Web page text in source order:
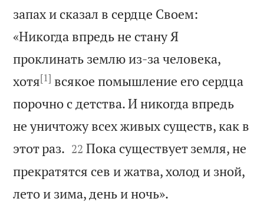
запах и сказал в сердце Своем:
«Никогда впредь не стану Я
проклинать землю из-за человека,
хотя[1] всякое помышление его сердца
порочно с детства. И никогда впредь
не уничтожу всех живых существ, как в
этот раз. 

22 Пока существует земля, не
прекратятся сев и жатва, холод и зной,
лето и зима, день и ночь».